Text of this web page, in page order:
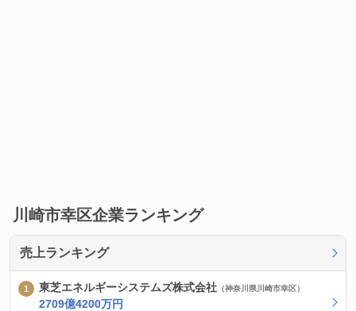
川崎市幸区企業ランキング
売上ランキング
東芝エネルギーシステムズ株式会社 （神奈川県川崎市幸区）
2709億4200万円